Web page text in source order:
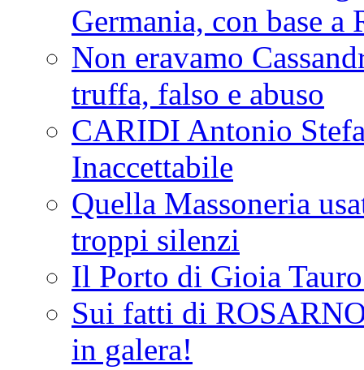
Germania, con base a
Non eravamo
truffa, falso e abuso
CARIDI Antonio
Inaccettabile
Quella Massoneria
troppi silenzi
Il Porto di Gioia
Sui fatti di
in galera!